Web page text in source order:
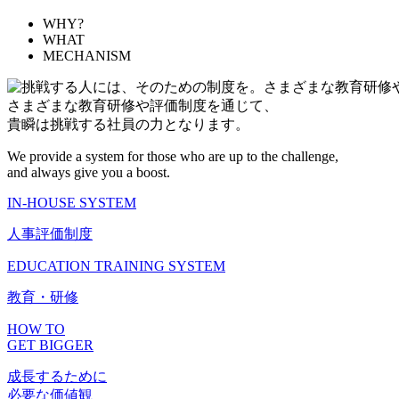
WHY?
WHAT
MECHANISM
さまざまな教育研修や評価制度を通じて、
貴瞬は挑戦する社員の力となります。
We provide a system for those who are up to the challenge,
and always give you a boost.
IN-HOUSE SYSTEM
人事評価制度
EDUCATION TRAINING SYSTEM
教育・研修
HOW TO
GET BIGGER
成長するために
必要な価値観